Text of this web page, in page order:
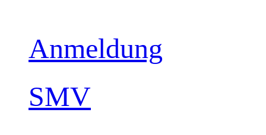
Anmeldung
SMV